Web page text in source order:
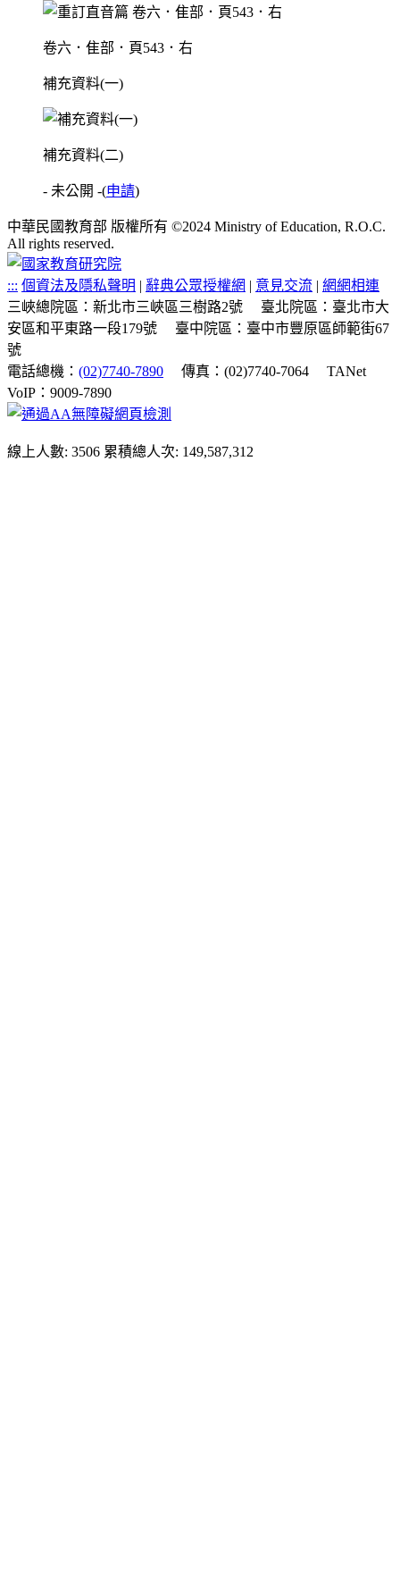
卷六．隹部．頁543．右
補充資料(一)
補充資料(二)
- 未公開 -(申請)
中華民國教育部 版權所有 ©2024 Ministry of Education, R.O.C.
All rights reserved.
::: 個資法及隱私聲明 | 辭典公眾授權網 | 意見交流 | 網網相連
三峽總院區：新北市三峽區三樹路2號
臺北院區：臺北市大
安區和平東路一段179號
臺中院區：臺中市豐原區師範街67
號
電話總機： (02)7740-7890 傳真：(02)7740-7064
TANet
VoIP：9009-7890
線上人數: 3506 累積總人次: 149,587,312